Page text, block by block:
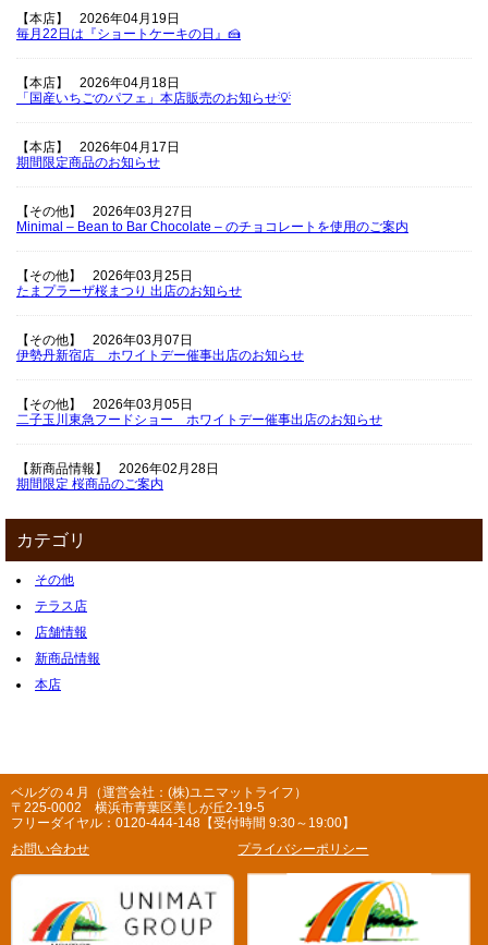
【本店】
2026年04月19日
毎月22日は『ショートケーキの日』🍰
【本店】
2026年04月18日
「国産いちごのパフェ」本店販売のお知らせ💡
【本店】
2026年04月17日
期間限定商品のお知らせ
【その他】
2026年03月27日
Minimal – Bean to Bar Chocolate – のチョコレートを使用のご案内
【その他】
2026年03月25日
たまプラーザ桜まつり 出店のお知らせ
【その他】
2026年03月07日
伊勢丹新宿店 ホワイトデー催事出店のお知らせ
【その他】
2026年03月05日
二子玉川東急フードショー ホワイトデー催事出店のお知らせ
【新商品情報】
2026年02月28日
期間限定 桜商品のご案内
カテゴリ
その他
テラス店
店舗情報
新商品情報
本店
ベルグの４月（運営会社：(株)ユニマットライフ）
〒225-0002 横浜市青葉区美しが丘2-19-5
フリーダイヤル：0120-444-148【受付時間 9:30～19:00】
お問い合わせ
プライバシーポリシー